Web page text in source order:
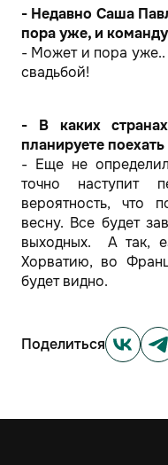
- Недавно Саша
пора уже, и
- Может и пора
свадьбой!
- В каких
планируете
- Еще не
точно наступит
вероятность, что
весну. Все будет
выходных. А так,
Хорватию, во
будет видно.
Поделиться